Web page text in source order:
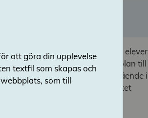
ska vara en trygg plats för alla elever
ska samverka för att göra skolan till
lärande. Eftersom elevernas mående i
av det som sker på nätet
att göra din upplevelse
textfil som skapas och
som till